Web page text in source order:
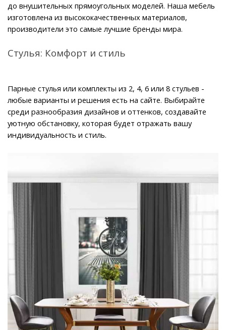
до внушительных прямоугольных моделей. Наша мебель
изготовлена из высококачественных материалов,
производители это самые лучшие бренды мира.
Стулья: Комфорт и стиль
Парные стулья или комплекты из 2, 4, 6 или 8 стульев -
любые варианты и решения есть на сайте. Выбирайте
среди разнообразия дизайнов и оттенков, создавайте
уютную обстановку, которая будет отражать вашу
индивидуальность и стиль.